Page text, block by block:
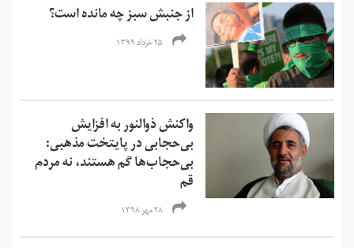
از جنبش سبز چه مانده است؟
۲۵ خرداد ۱۳۹۹
واکنش ذوالنور به افزایش
بی‌حجابی در پایتخت مذهبی:
بی‌حجاب‌ها گم هستند، نه مردم
قم
۲۸ مهر ۱۳۹۸